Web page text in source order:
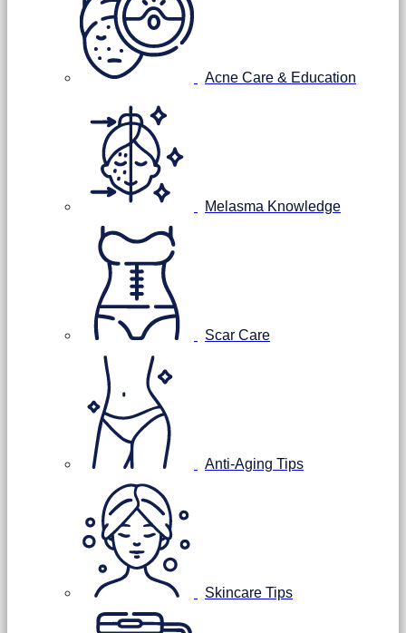
Acne Care & Education
Melasma Knowledge
Scar Care
Anti-Aging Tips
Skincare Tips